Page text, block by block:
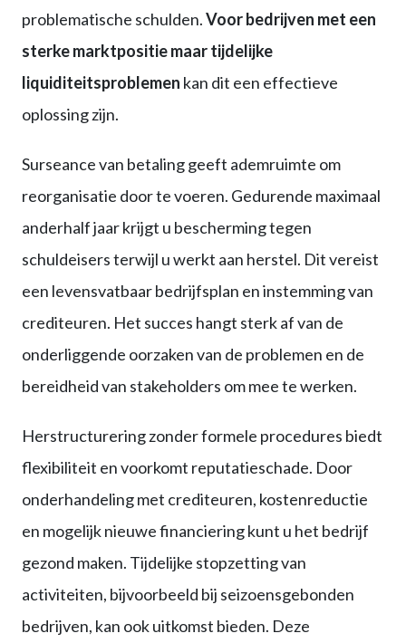
problematische schulden.Voor bedrijven met een
sterke marktpositie maar tijdelijke
liquiditeitsproblemen kan dit een effectieve
oplossing zijn.
Surseance van betaling geeft ademruimte om
reorganisatie door te voeren. Gedurende maximaal
anderhalf jaar krijgt u bescherming tegen
schuldeisers terwijl u werkt aan herstel. Dit vereist
een levensvatbaar bedrijfsplan en instemming van
crediteuren. Het succes hangt sterk af van de
onderliggende oorzaken van de problemen en de
bereidheid van stakeholders om mee te werken.
Herstructurering zonder formele procedures biedt
flexibiliteit en voorkomt reputatieschade. Door
onderhandeling met crediteuren, kostenreductie
en mogelijk nieuwe financiering kunt u het bedrijf
gezond maken. Tijdelijke stopzetting van
activiteiten, bijvoorbeeld bij seizoensgebonden
bedrijven, kan ook uitkomst bieden. Deze